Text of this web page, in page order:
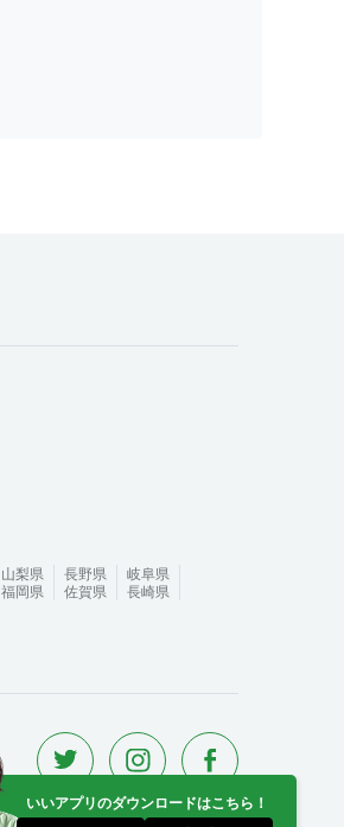
いいアプリのダウンロードはこちら！
山梨県 長野県
岐阜県
福岡県 佐賀県
長崎県